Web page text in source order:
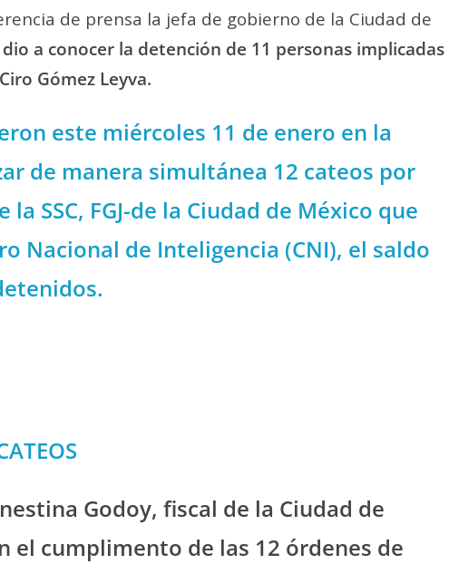
de prensa la jefa de gobierno de la Ciudad de
a conocer la detención de 11 personas implicadas
Gómez Leyva.
este miércoles 11 de enero en la
de manera simultánea 12 cateos por
SSC, FGJ-de la Ciudad de México que
Nacional de Inteligencia (CNI), el saldo
Godoy, fiscal de la Ciudad de
el cumplimento de las 12 órdenes de